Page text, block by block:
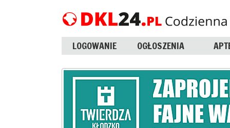
LOGOWANIE OGŁOSZENIA